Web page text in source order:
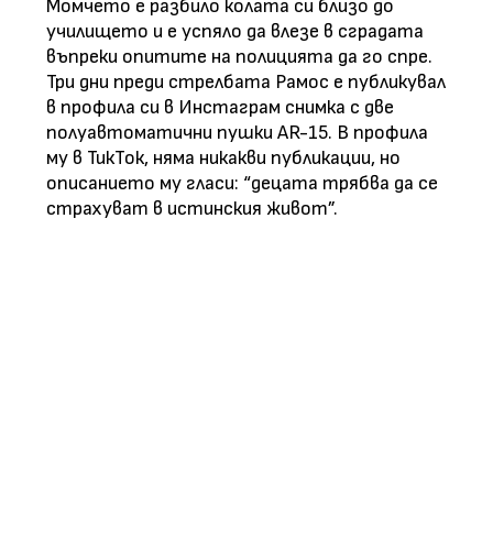
Момчето е разбило колата си близо до
училището и е успяло да влезе в сградата
въпреки опитите на полицията да го спре.
Три дни преди стрелбата Рамос е публикувал
в профила си в Инстаграм снимка с две
полуавтоматични пушки AR-15. В профила
му в ТикТок, няма никакви публикации, но
описанието му гласи: “децата трябва да се
страхуват в истинския живот”.